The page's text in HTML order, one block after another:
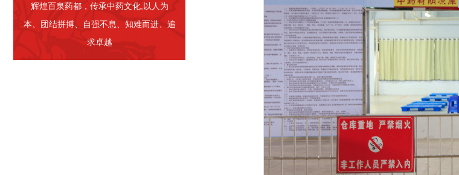
辉煌百泉药都，传承中药文化,以人为
本、团结拼搏、自强不息、知难而进、追
求卓越